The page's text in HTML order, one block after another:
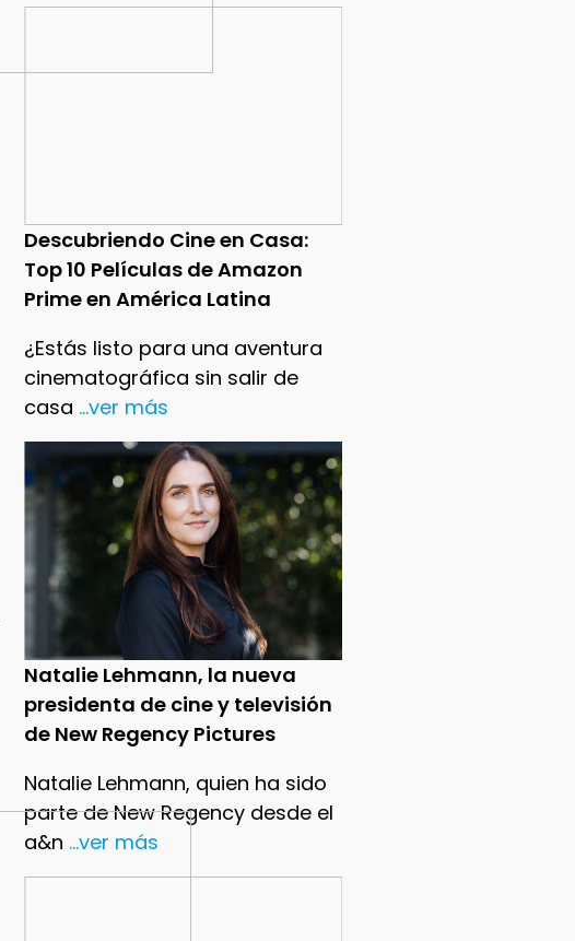
Descubriendo Cine en Casa:
Top 10 Películas de Amazon
Prime en América Latina
¿Estás listo para una aventura
cinematográfica sin salir de
casa ...ver más
Natalie Lehmann, la nueva
presidenta de cine y televisión
de New Regency Pictures
Natalie Lehmann, quien ha sido
parte de New Regency desde el
a&n ...ver más